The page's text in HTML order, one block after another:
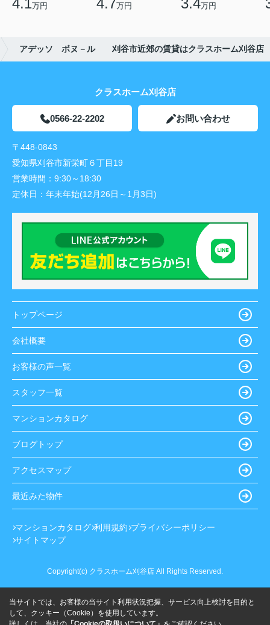
4.1万円 4.7万円 3.4万円
アデッソ ボヌ－ル 刈谷市近郊の賃貸はクラスホーム刈谷店
クラスホーム刈谷店
0566-22-2202 お問い合わせ
〒448-0843
愛知県刈谷市新栄町６丁目19
営業時間： 9:30～18:30
定休日： 年末年始(12月26日～1月3日)
トップページ
会社概要
お客様の声一覧
スタッフ一覧
マンションカタログ
ブログトップ
アクセスマップ
最近みた物件
マンションカタログ 利用規約 プライバシーポリシー
サイトマップ
Copyright(c) クラスホーム刈谷店 All Rights Reserved.
当サイトでは、お客様の当サイト利用状況把握、サービス向上検討を目的と
して、クッキー（Cookie）を使用しています。